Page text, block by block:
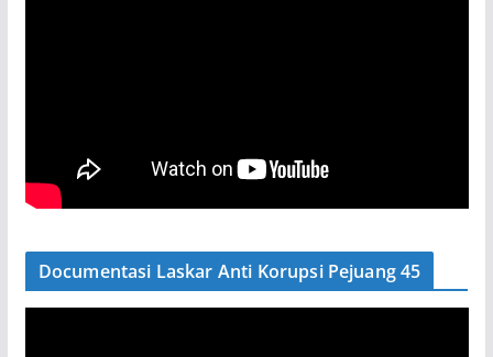
Documentasi Laskar Anti Korupsi Pejuang 45